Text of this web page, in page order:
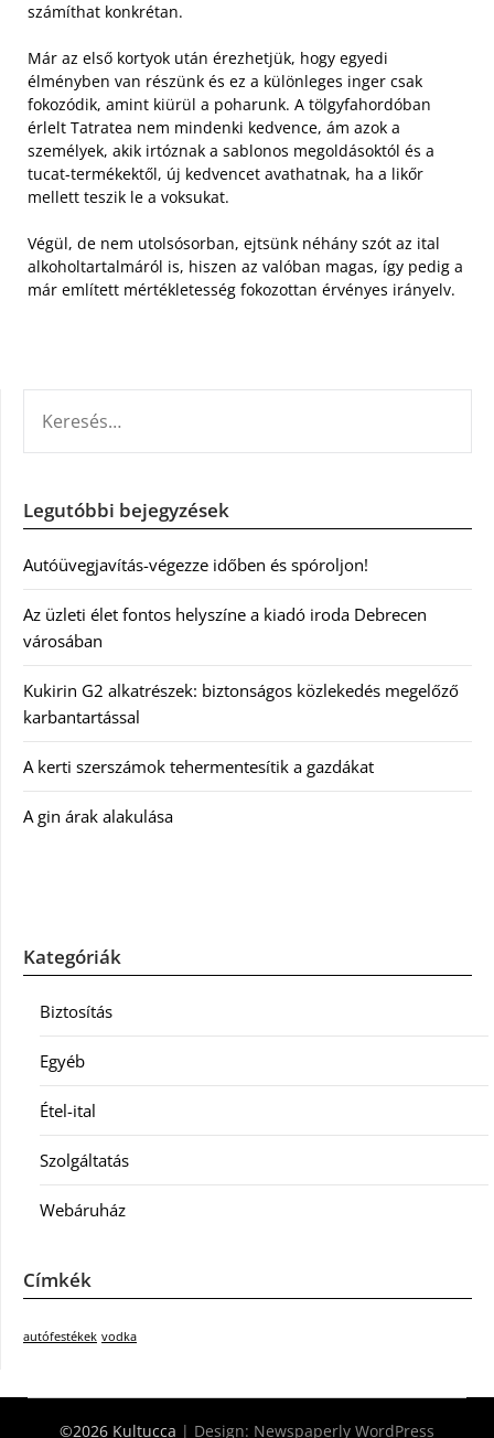
számíthat konkrétan.
Már az első kortyok után érezhetjük, hogy egyedi
élményben van részünk és ez a különleges inger csak
fokozódik, amint kiürül a poharunk. A tölgyfahordóban
érlelt Tatratea nem mindenki kedvence, ám azok a
személyek, akik irtóznak a sablonos megoldásoktól és a
tucat-termékektől, új kedvencet avathatnak, ha a likőr
mellett teszik le a voksukat.
Végül, de nem utolsósorban, ejtsünk néhány szót az ital
alkoholtartalmáról is, hiszen az valóban magas, így pedig a
már említett mértékletesség fokozottan érvényes irányelv.
Legutóbbi bejegyzések
Autóüvegjavítás-végezze időben és spóroljon!
Az üzleti élet fontos helyszíne a kiadó iroda Debrecen
városában
Kukirin G2 alkatrészek: biztonságos közlekedés megelőző
karbantartással
A kerti szerszámok tehermentesítik a gazdákat
A gin árak alakulása
Kategóriák
Biztosítás
Egyéb
Étel-ital
Szolgáltatás
Webáruház
Címkék
autófestékek vodka
©2026 Kultucca | Design: Newspaperly WordPress